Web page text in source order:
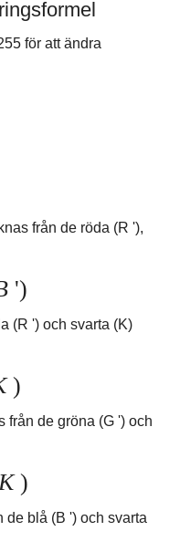
för att ändra
från de röda (R '),
')
(R ') och svarta (K)
)
från de gröna (G ') och
)
de blå (B ') och svarta